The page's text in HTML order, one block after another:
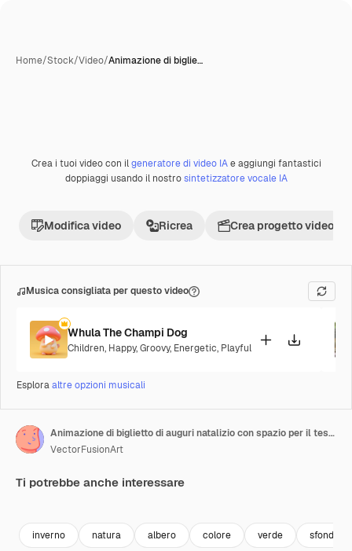
Home/Stock/Video/Animazione di biglie…
PremiumCreata con IA
Crea i tuoi video con ilgeneratore di video IAe aggiungi fantastici
doppiaggi usando il nostrosintetizzatore vocale IA
Modifica video Ricrea Crea progetto video
Musica consigliata per questo video
Whula The Champi Dog
Children, Happy,Groovy, Energetic, Playful
Esploraaltre opzioni musicali
Animazione di biglietto di auguri natalizio con spazio per il testo, con piante e fiori su sfondo verde
VectorFusionArt
Ti potrebbe anche interessare
inverno natura albero colore verde sfondo